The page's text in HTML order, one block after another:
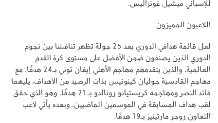
للإسباني ميشيل غونزاليس.
اللاعبون المميزون
لعل قائمة هدافي الدوري بعد 25 جولة تظهر تنافسًا بين نجوم
الدوري الذين يصنفون ضمن الأفضل على مستوى كرة القدم
العالمية، والذين يتقدمهم مهاجم الأهلي إيفان توني بـ24 هدفًا، مع
مهاجم القادسية جوليان كينونيس بذات الرصيد من الأهداف، يليهما
قائد النصر ومهاجمه كريستيانو رونالدو بـ 21 هدفًا، وهو الذي حقق
لقب هداف المسابقة في الموسمين الماضيين، وبعده يأتي لاعب
التعاون روجر مارتينيز بـ19 هدفًا.